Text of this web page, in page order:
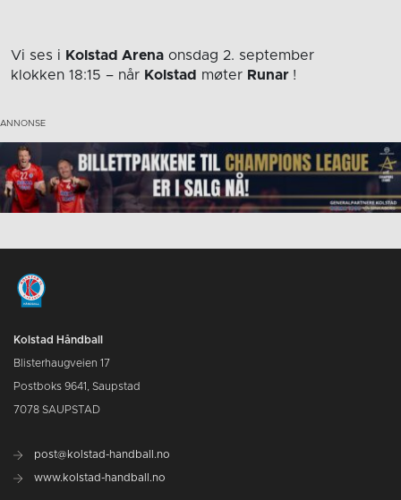
Vi ses i Kolstad Arena onsdag 2. september
klokken 18:15 – når Kolstad møter Runar !
Kolstad Håndball
Blisterhaugveien 17
Postboks 9641, Saupstad
7078 SAUPSTAD
post@kolstad-handball.no
www.kolstad-handball.no